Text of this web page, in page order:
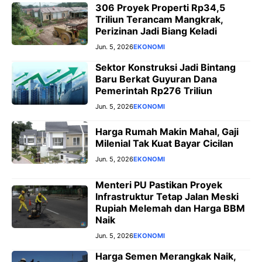
306 Proyek Properti Rp34,5
Triliun Terancam Mangkrak,
Perizinan Jadi Biang Keladi
Jun. 5, 2026EKONOMI
Sektor Konstruksi Jadi Bintang
Baru Berkat Guyuran Dana
Pemerintah Rp276 Triliun
Jun. 5, 2026EKONOMI
Harga Rumah Makin Mahal, Gaji
Milenial Tak Kuat Bayar Cicilan
Jun. 5, 2026EKONOMI
Menteri PU Pastikan Proyek
Infrastruktur Tetap Jalan Meski
Rupiah Melemah dan Harga BBM
Naik
Jun. 5, 2026EKONOMI
Harga Semen Merangkak Naik,